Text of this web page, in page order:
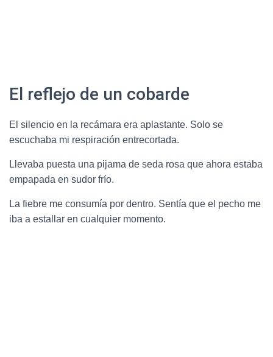
El reflejo de un cobarde
El silencio en la recámara era aplastante. Solo se
escuchaba mi respiración entrecortada.
Llevaba puesta una pijama de seda rosa que ahora estaba
empapada en sudor frío.
La fiebre me consumía por dentro. Sentía que el pecho me
iba a estallar en cualquier momento.